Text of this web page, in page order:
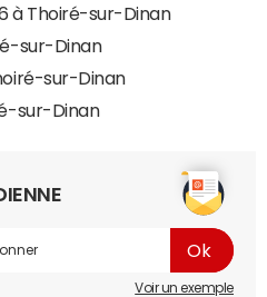
à Thoiré-sur-Dinan
sur-Dinan
sur-Dinan
sur-Dinan
Voir un exemple